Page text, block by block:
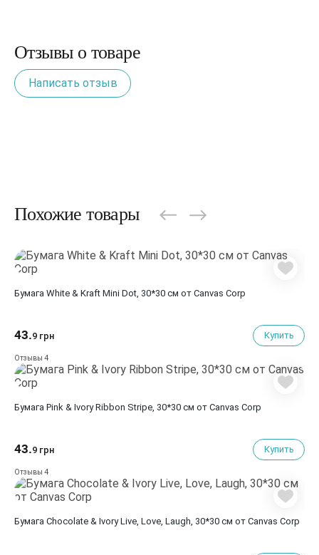
Отзывы о товаре
Написать отзыв
Похожие товары
Бумага White & Kraft Mini Dot, 30*30 см от Canvas Corp
43.9 грн Купить
Отзывы 4
Бумага Pink & Ivory Ribbon Stripe, 30*30 см от Canvas Corp
43.9 грн Купить
Отзывы 4
Бумага Chocolate & Ivory Live, Love, Laugh, 30*30 см от Canvas Corp